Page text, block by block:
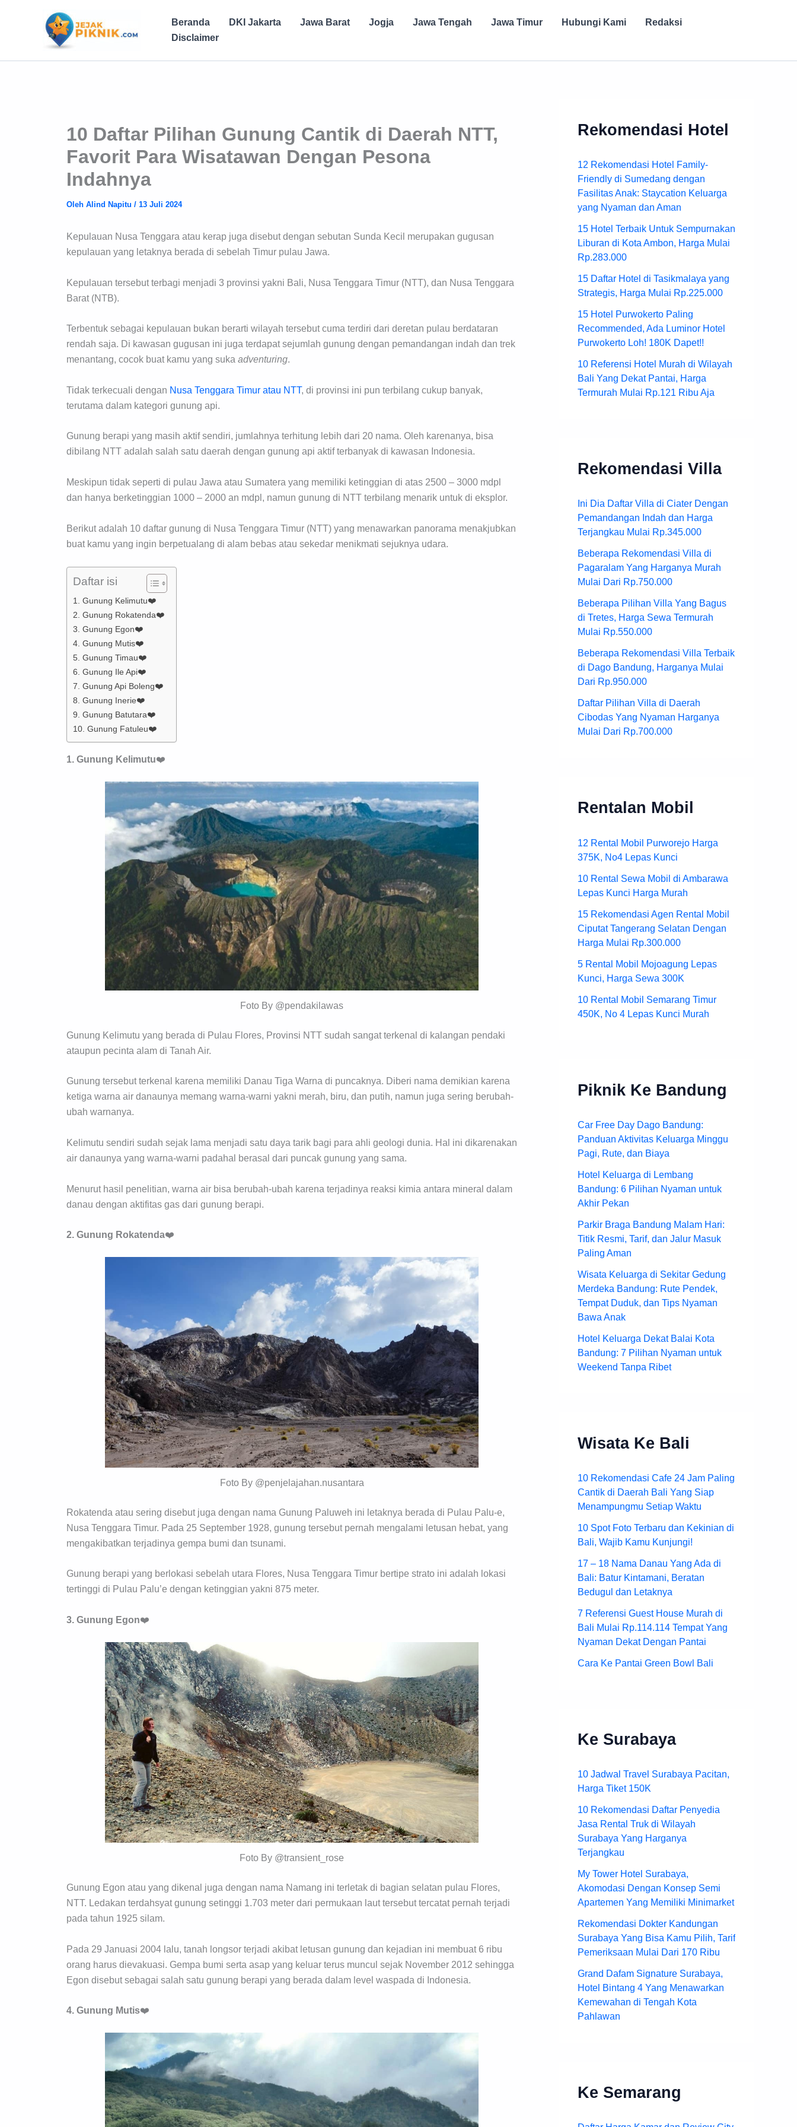
Beranda DKI Jakarta Jawa Barat Jogja Jawa Tengah Jawa Timur Hubungi Kami
Redaksi
Disclaimer
10 Daftar Pilihan Gunung Cantik di Daerah NTT,
Favorit Para Wisatawan Dengan Pesona
Indahnya
Oleh Alind Napitu / 13 Juli 2024
Kepulauan Nusa Tenggara atau kerap juga disebut dengan sebutan Sunda Kecil merupakan gugusan
kepulauan yang letaknya berada di sebelah Timur pulau Jawa.
Kepulauan tersebut terbagi menjadi 3 provinsi yakni Bali, Nusa Tenggara Timur (NTT), dan Nusa Tenggara
Barat (NTB).
Terbentuk sebagai kepulauan bukan berarti wilayah tersebut cuma terdiri dari deretan pulau berdataran
rendah saja. Di kawasan gugusan ini juga terdapat sejumlah gunung dengan pemandangan indah dan trek
menantang, cocok buat kamu yang suka adventuring.
Tidak terkecuali dengan Nusa Tenggara Timur atau NTT, di provinsi ini pun terbilang cukup banyak,
terutama dalam kategori gunung api.
Gunung berapi yang masih aktif sendiri, jumlahnya terhitung lebih dari 20 nama. Oleh karenanya, bisa
dibilang NTT adalah salah satu daerah dengan gunung api aktif terbanyak di kawasan Indonesia.
Meskipun tidak seperti di pulau Jawa atau Sumatera yang memiliki ketinggian di atas 2500 – 3000 mdpl
dan hanya berketinggian 1000 – 2000 an mdpl, namun gunung di NTT terbilang menarik untuk di eksplor.
Berikut adalah 10 daftar gunung di Nusa Tenggara Timur (NTT) yang menawarkan panorama menakjubkan
buat kamu yang ingin berpetualang di alam bebas atau sekedar menikmati sejuknya udara.
Daftar isi
1. Gunung Kelimutu❤️
2. Gunung Rokatenda❤️
3. Gunung Egon❤️
4. Gunung Mutis❤️
5. Gunung Timau❤️
6. Gunung Ile Api❤️
7. Gunung Api Boleng❤️
8. Gunung Inerie❤️
9. Gunung Batutara❤️
10. Gunung Fatuleu❤️
1. Gunung Kelimutu❤️
Foto By @pendakilawas
Gunung Kelimutu yang berada di Pulau Flores, Provinsi NTT sudah sangat terkenal di kalangan pendaki
ataupun pecinta alam di Tanah Air.
Gunung tersebut terkenal karena memiliki Danau Tiga Warna di puncaknya. Diberi nama demikian karena
ketiga warna air danaunya memang warna-warni yakni merah, biru, dan putih, namun juga sering berubah-
ubah warnanya.
Kelimutu sendiri sudah sejak lama menjadi satu daya tarik bagi para ahli geologi dunia. Hal ini dikarenakan
air danaunya yang warna-warni padahal berasal dari puncak gunung yang sama.
Menurut hasil penelitian, warna air bisa berubah-ubah karena terjadinya reaksi kimia antara mineral dalam
danau dengan aktifitas gas dari gunung berapi.
2. Gunung Rokatenda❤️
Foto By @penjelajahan.nusantara
Rokatenda atau sering disebut juga dengan nama Gunung Paluweh ini letaknya berada di Pulau Palu-e,
Nusa Tenggara Timur. Pada 25 September 1928, gunung tersebut pernah mengalami letusan hebat, yang
mengakibatkan terjadinya gempa bumi dan tsunami.
Gunung berapi yang berlokasi sebelah utara Flores, Nusa Tenggara Timur bertipe strato ini adalah lokasi
tertinggi di Pulau Palu’e dengan ketinggian yakni 875 meter.
3. Gunung Egon❤️
Foto By @transient_rose
Gunung Egon atau yang dikenal juga dengan nama Namang ini terletak di bagian selatan pulau Flores,
NTT. Ledakan terdahsyat gunung setinggi 1.703 meter dari permukaan laut tersebut tercatat pernah terjadi
pada tahun 1925 silam.
Pada 29 Januasi 2004 lalu, tanah longsor terjadi akibat letusan gunung dan kejadian ini membuat 6 ribu
orang harus dievakuasi. Gempa bumi serta asap yang keluar terus muncul sejak November 2012 sehingga
Egon disebut sebagai salah satu gunung berapi yang berada dalam level waspada di Indonesia.
4. Gunung Mutis❤️
Rekomendasi Hotel
12 Rekomendasi Hotel Family-
Friendly di Sumedang dengan
Fasilitas Anak: Staycation Keluarga
yang Nyaman dan Aman
15 Hotel Terbaik Untuk Sempurnakan
Liburan di Kota Ambon, Harga Mulai
Rp.283.000
15 Daftar Hotel di Tasikmalaya yang
Strategis, Harga Mulai Rp.225.000
15 Hotel Purwokerto Paling
Recommended, Ada Luminor Hotel
Purwokerto Loh! 180K Dapet!!
10 Referensi Hotel Murah di Wilayah
Bali Yang Dekat Pantai, Harga
Termurah Mulai Rp.121 Ribu Aja
Rekomendasi Villa
Ini Dia Daftar Villa di Ciater Dengan
Pemandangan Indah dan Harga
Terjangkau Mulai Rp.345.000
Beberapa Rekomendasi Villa di
Pagaralam Yang Harganya Murah
Mulai Dari Rp.750.000
Beberapa Pilihan Villa Yang Bagus
di Tretes, Harga Sewa Termurah
Mulai Rp.550.000
Beberapa Rekomendasi Villa Terbaik
di Dago Bandung, Harganya Mulai
Dari Rp.950.000
Daftar Pilihan Villa di Daerah
Cibodas Yang Nyaman Harganya
Mulai Dari Rp.700.000
Rentalan Mobil
12 Rental Mobil Purworejo Harga
375K, No4 Lepas Kunci
10 Rental Sewa Mobil di Ambarawa
Lepas Kunci Harga Murah
15 Rekomendasi Agen Rental Mobil
Ciputat Tangerang Selatan Dengan
Harga Mulai Rp.300.000
5 Rental Mobil Mojoagung Lepas
Kunci, Harga Sewa 300K
10 Rental Mobil Semarang Timur
450K, No 4 Lepas Kunci Murah
Piknik Ke Bandung
Car Free Day Dago Bandung:
Panduan Aktivitas Keluarga Minggu
Pagi, Rute, dan Biaya
Hotel Keluarga di Lembang
Bandung: 6 Pilihan Nyaman untuk
Akhir Pekan
Parkir Braga Bandung Malam Hari:
Titik Resmi, Tarif, dan Jalur Masuk
Paling Aman
Wisata Keluarga di Sekitar Gedung
Merdeka Bandung: Rute Pendek,
Tempat Duduk, dan Tips Nyaman
Bawa Anak
Hotel Keluarga Dekat Balai Kota
Bandung: 7 Pilihan Nyaman untuk
Weekend Tanpa Ribet
Wisata Ke Bali
10 Rekomendasi Cafe 24 Jam Paling
Cantik di Daerah Bali Yang Siap
Menampungmu Setiap Waktu
10 Spot Foto Terbaru dan Kekinian di
Bali, Wajib Kamu Kunjungi!
17 – 18 Nama Danau Yang Ada di
Bali: Batur Kintamani, Beratan
Bedugul dan Letaknya
7 Referensi Guest House Murah di
Bali Mulai Rp.114.114 Tempat Yang
Nyaman Dekat Dengan Pantai
Cara Ke Pantai Green Bowl Bali
Ke Surabaya
10 Jadwal Travel Surabaya Pacitan,
Harga Tiket 150K
10 Rekomendasi Daftar Penyedia
Jasa Rental Truk di Wilayah
Surabaya Yang Harganya
Terjangkau
My Tower Hotel Surabaya,
Akomodasi Dengan Konsep Semi
Apartemen Yang Memiliki Minimarket
Rekomendasi Dokter Kandungan
Surabaya Yang Bisa Kamu Pilih, Tarif
Pemeriksaan Mulai Dari 170 Ribu
Grand Dafam Signature Surabaya,
Hotel Bintang 4 Yang Menawarkan
Kemewahan di Tengah Kota
Pahlawan
Ke Semarang